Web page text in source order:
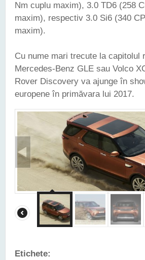
Nm cuplu maxim), 3.0 TD6 (258
maxim), respectiv 3.0 Si6 (340
maxim).
Cu nume mari trecute la capitolul
Mercedes-Benz GLE sau Volco
Rover Discovery va ajunge în
europene în primăvara lui 2017.
Etichete: